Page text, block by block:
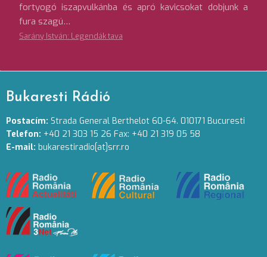
fortyogó iszapvulkánba és apró kavicsokat dobjunk a
fura szagú…
Sarány István: Legendák tava
Bukaresti Rádió
Postacím: Strada General Berthelot 60-64. 010171 Bucuresti
Telefon: +40 21 303 15 26 Fax: +40 21 319 05 58
E-mail: bukarestiradio[at]srr.ro